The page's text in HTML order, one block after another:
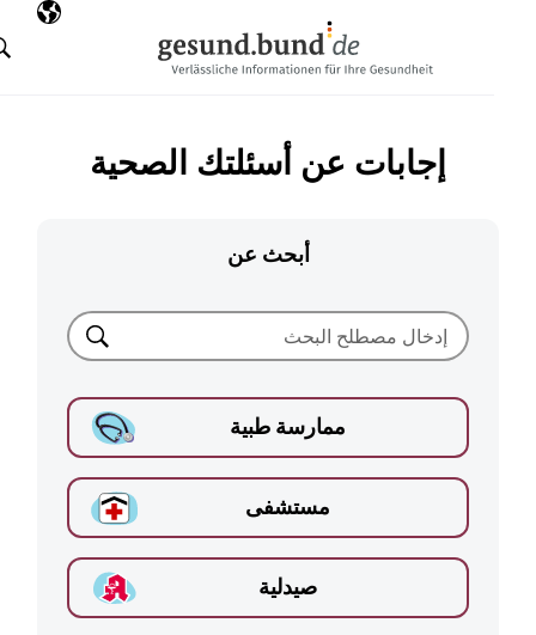
اللغة
البحث
إجابات عن أسئلتك الصحية
أبحث عن
ممارسة طبية
مستشفى
صيدلية